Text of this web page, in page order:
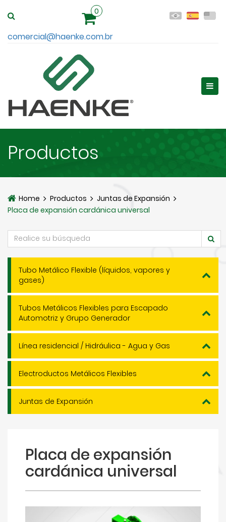
0
comercial@haenke.com.br
Productos
Home Productos
Juntas de Expansión
Placa de expansión cardánica universal
Tubo Metálico Flexible (líquidos, vapores y
gases)
Tubos Metálicos Flexibles para Escapado
Automotriz y Grupo Generador
Línea residencial / Hidráulica - Agua y Gas
Electroductos Metálicos Flexibles
Juntas de Expansión
Placa de expansión
cardánica universal